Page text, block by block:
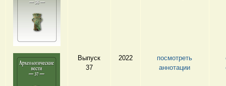
Выпуск
37
2022
посмотреть
аннотации